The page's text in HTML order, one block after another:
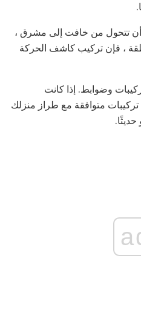
أن تتحول من خافت إلى مشرق ،
، فإن تركيب كاشف الحركة
وضوابط. إذا كانت
تركيبات متوافقة مع طراز منزلك